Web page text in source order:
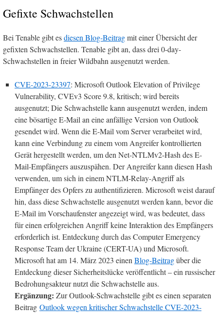
Gefixte Schwachstellen
Bei Tenable gibt esdiesen Blog-Beitragmit einer Übersicht der
gefixten Schwachstellen. Tenable gibt an, dass drei 0-day-
Schwachstellen in freier Wildbahn ausgenutzt werden.
CVE-2023-23397: Microsoft Outlook Elevation of Privilege
Vulnerability, CVEv3 Score 9.8, kritisch; wird bereits
ausgenutzt; Die Schwachstelle kann ausgenutzt werden, indem
eine bösartige E-Mail an eine anfällige Version von Outlook
gesendet wird. Wenn die E-Mail vom Server verarbeitet wird,
kann eine Verbindung zu einem vom Angreifer kontrollierten
Gerät hergestellt werden, um den Net-NTLMv2-Hash des E-
Mail-Empfängers auszuspähen. Der Angreifer kann diesen Hash
verwenden, um sich in einem NTLM-Relay-Angriff als
Empfänger des Opfers zu authentifizieren. Microsoft weist darauf
hin, dass diese Schwachstelle ausgenutzt werden kann, bevor die
E-Mail im Vorschaufenster angezeigt wird, was bedeutet, dass
für einen erfolgreichen Angriff keine Interaktion des Empfängers
erforderlich ist. Entdeckung durch das Computer Emergency
Response Team der Ukraine (CERT-UA) und Microsoft.
Microsoft hat am 14. März 2023 einenBlog-Beitragüber die
Entdeckung dieser Sicherheitslücke veröffentlicht – ein russischer
Bedrohungsakteur nutzt die Schwachstelle aus.
Ergänzung: Zur Outlook-Schwachstelle gibt es einen separaten
Beitrag Outlook wegen kritischer Schwachstelle CVE-2023-